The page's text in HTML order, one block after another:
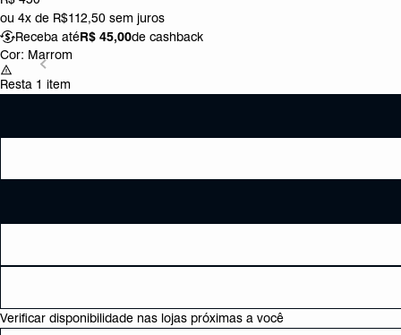
ou 4x de R$112,50 sem juros
Receba atéR$ 45,00de cashback
Cor: Marrom
Resta 1 item
Verificar disponibilidade nas lojas próximas a você